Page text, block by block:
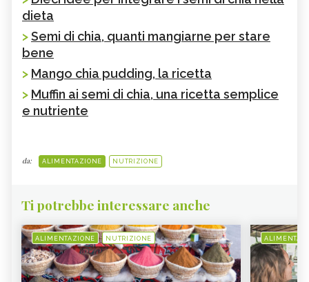
dieta
>Semi di chia, quanti mangiarne per stare
bene
> Mango chia pudding, la ricetta
> Muffin ai semi di chia, una ricetta semplice
e nutriente
da: ALIMENTAZIONE NUTRIZIONE
Ti potrebbe interessare anche
ALIMENTAZIONE NUTRIZIONE